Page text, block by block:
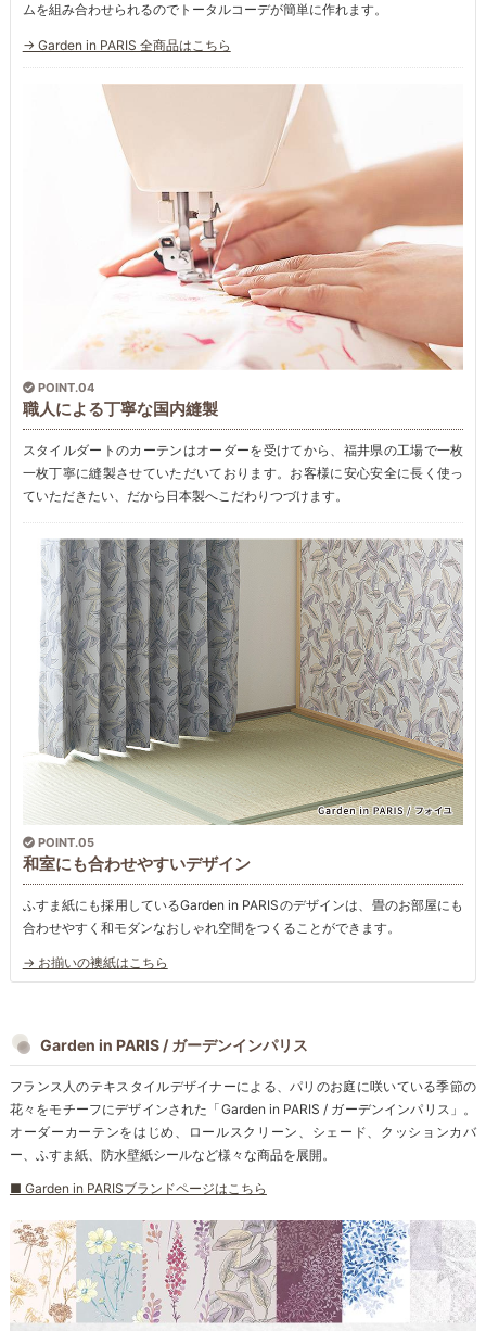
ムを組み合わせられるのでトータルコーデが簡単に作れます。
→ Garden in PARIS 全商品はこちら
POINT.04
職人による丁寧な国内縫製
スタイルダートのカーテンはオーダーを受けてから、福井県の工場で一枚
一枚丁寧に縫製させていただいております。お客様に安心安全に長く使っ
ていただきたい、だから日本製へこだわりつづけます。
POINT.05
和室にも合わせやすいデザイン
ふすま紙にも採用しているGarden in PARISのデザインは、畳のお部屋にも
合わせやすく和モダンなおしゃれ空間をつくることができます。
→ お揃いの襖紙はこちら
Garden in PARIS / ガーデンインパリス
フランス人のテキスタイルデザイナーによる、パリのお庭に咲いている季節の
花々をモチーフにデザインされた「Garden in PARIS / ガーデンインパリス」。
オーダーカーテンをはじめ、ロールスクリーン、シェード、クッションカバ
ー、ふすま紙、防水壁紙シールなど様々な商品を展開。
■ Garden in PARISブランドページはこちら